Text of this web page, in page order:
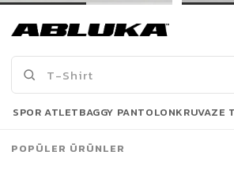
449,90 TL
649,90 TL
Son Bakılanlar
SPOR ATLETBAGGY PANTOLONKRUVAZE
POPÜLER ÜRÜNLER